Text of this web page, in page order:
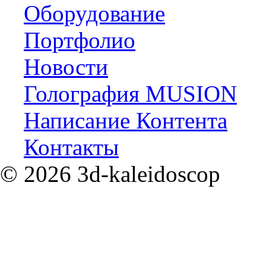
Оборудование
Портфолио
Новости
Голография MUSION
Написание Контента
Контакты
© 2026 3d-kaleidoscop